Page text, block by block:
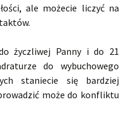
ale możecie liczyć na
życzliwej Panny i do 21
do wybuchowego
staniecie się bardziej
może do konfliktu